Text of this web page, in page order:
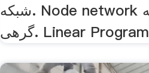
شبکه. Node network شبکه
گرهی. Linear Program